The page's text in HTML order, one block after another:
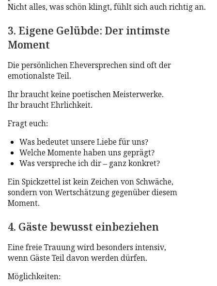
Nicht alles, was schön klingt, fühlt sich auch richtig an.
3. Eigene Gelübde: Der intimste
Moment
Die persönlichen Eheversprechen sind oft der
emotionalste Teil.
Ihr braucht keine poetischen Meisterwerke.
Ihr braucht Ehrlichkeit.
Fragt euch:
Was bedeutet unsere Liebe für uns?
Welche Momente haben uns geprägt?
Was verspreche ich dir – ganz konkret?
Ein Spickzettel ist kein Zeichen von Schwäche,
sondern von Wertschätzung gegenüber diesem
Moment.
4. Gäste bewusst einbeziehen
Eine freie Trauung wird besonders intensiv,
wenn Gäste Teil davon werden dürfen.
Möglichkeiten: